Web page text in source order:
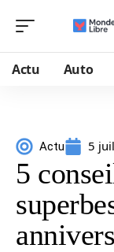
Actu Auto
Actu 5
5